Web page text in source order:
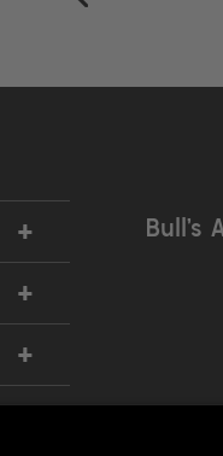
+
+
+
Bull’s